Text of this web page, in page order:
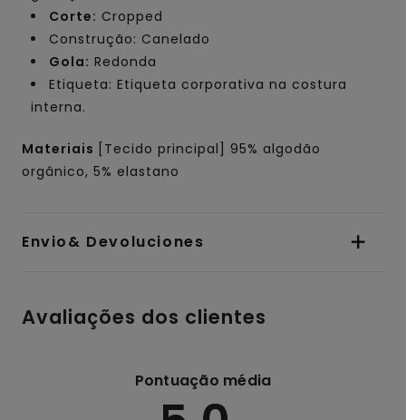
Corte: Cropped
Construção: Canelado
Gola: Redonda
Etiqueta: Etiqueta corporativa na costura
interna.
Materiais
[Tecido principal] 95% algodão
orgânico, 5% elastano
Envio& Devoluciones
Avaliações dos clientes
Pontuação média